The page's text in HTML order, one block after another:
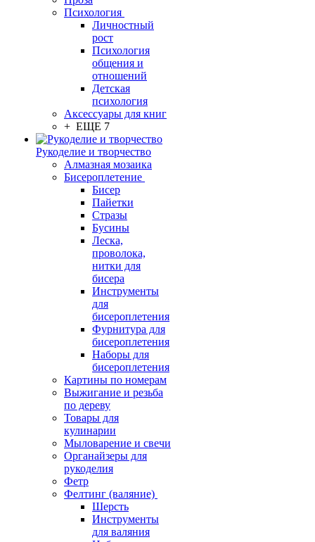
Психология
Личностный
рост
Психология
общения и
отношений
Детская
психология
Аксессуары для книг
+ ЕЩЕ 7
Рукоделие и творчество
Алмазная мозаика
Бисероплетение
Бисер
Пайетки
Стразы
Бусины
Леска,
проволока,
нитки для
бисера
Инструменты
для
бисероплетения
Фурнитура для
бисероплетения
Наборы для
бисероплетения
Картины по номерам
Выжигание и резьба
по дереву
Товары для
кулинарии
Мыловарение и свечи
Органайзеры для
рукоделия
Фетр
Фелтинг (валяние)
Шерсть
Инструменты
для валяния